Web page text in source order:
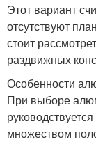
Этот вариант
отсутствуют
стоит
раздвижных
Особенности
При выборе
множеством